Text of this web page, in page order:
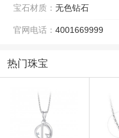
宝石材质： 无色钻石
官网电话： 4001669999
热门珠宝